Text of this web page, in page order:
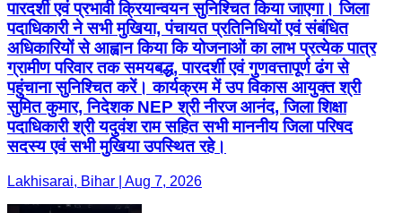
पारदर्शी एवं प्रभावी क्रियान्वयन सुनिश्चित किया जाएगा। जिला
पदाधिकारी ने सभी मुखिया, पंचायत प्रतिनिधियों एवं संबंधित
अधिकारियों से आह्वान किया कि योजनाओं का लाभ प्रत्येक पात्र
ग्रामीण परिवार तक समयबद्ध, पारदर्शी एवं गुणवत्तापूर्ण ढंग से
पहुंचाना सुनिश्चित करें। कार्यक्रम में उप विकास आयुक्त श्री
सुमित कुमार, निदेशक NEP श्री नीरज आनंद, जिला शिक्षा
पदाधिकारी श्री यदुवंश राम सहित सभी माननीय जिला परिषद
सदस्य एवं सभी मुखिया उपस्थित रहे।
Lakhisarai, Bihar | Aug 7, 2026